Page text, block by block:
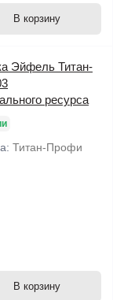
В корзину
Эйфель Титан-
ресурса
Титан-Профи
В корзину